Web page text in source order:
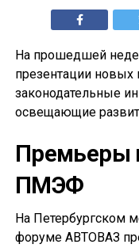
На прошедшей
презентации
законодательные
освещающие
Премьеры
ПМЭФ
На Петербургском
форуме АВТОВАЗ